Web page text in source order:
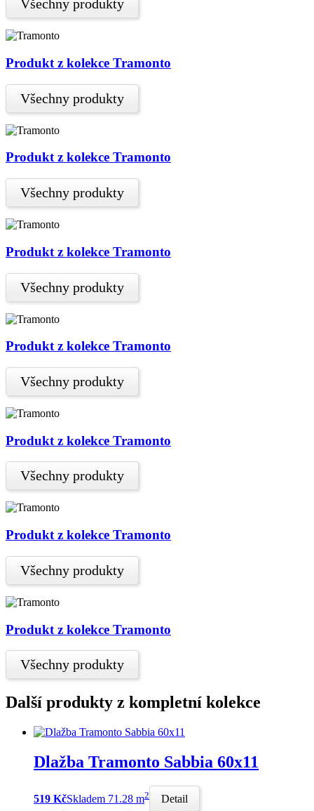
Všechny produkty
Produkt z kolekce Tramonto
Všechny produkty
Produkt z kolekce Tramonto
Všechny produkty
Produkt z kolekce Tramonto
Všechny produkty
Produkt z kolekce Tramonto
Všechny produkty
Produkt z kolekce Tramonto
Všechny produkty
Produkt z kolekce Tramonto
Všechny produkty
Produkt z kolekce Tramonto
Všechny produkty
Další produkty z kompletní kolekce
Dlažba Tramonto Sabbia 60x11
519 KčSkladem 71.28 m2 Detail